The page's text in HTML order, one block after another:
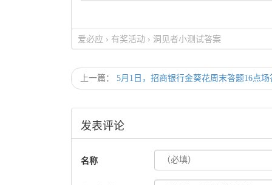
爱必应 › 有奖活动 › 洞见者小测试答案
上一篇： 5月1日，招商银行金葵花周末答题16点场
发表评论
名称